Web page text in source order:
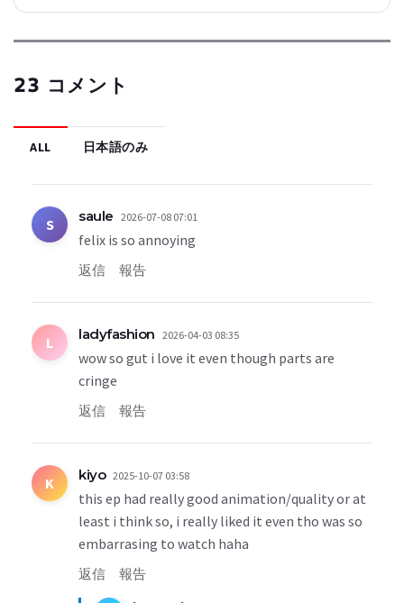
23 コメント
ALL 日本語のみ
S saule 2026-07-08 07:01
felix is so annoying
返信 報告
L ladyfashion 2026-04-03 08:35
wow so gut i love it even though parts are
cringe
返信 報告
K kiyo 2025-10-07 03:58
this ep had really good animation/quality or at
least i think so, i really liked it even tho was so
embarrasing to watch haha
返信 報告